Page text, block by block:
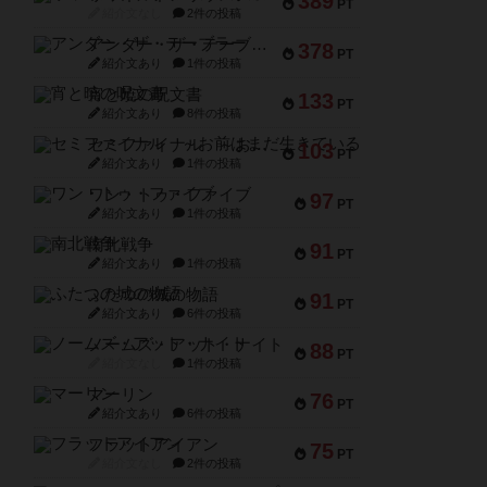
PT
2件の投稿
378 PT
アンダー・ザ・テーブラー
紹介文あり 1件の投稿
133 PT
宵と暁の呪文書
紹介文あり 8件の投稿
103 PT
セミファイナル ～お前はまだ生きている～
紹介文あり 1件の投稿
97 PT
ワン・トゥ・ファイブ
紹介文あり 1件の投稿
91 PT
南北戦争
紹介文あり 1件の投稿
91 PT
ふたつの城の物語
紹介文あり 6件の投稿
88 PT
ノームズ・アット・ナイト
1件の投稿
76 PT
マーリン
紹介文あり 6件の投稿
75 PT
フラットアイアン
2件の投稿